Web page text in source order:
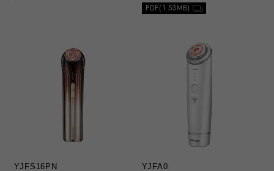
は、当社が著作権その他の知的財産権を保有
g. お問い合わせ
1）本ウェブサイトに公開されている取扱説明
書について、ご購入のお客さま以外からのお
をご購入されたお客さまを対象としておりま
PDF(1.53MB)
YJFS16PN
YJFA0